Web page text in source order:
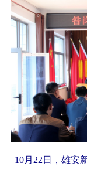
10月22日，雄安